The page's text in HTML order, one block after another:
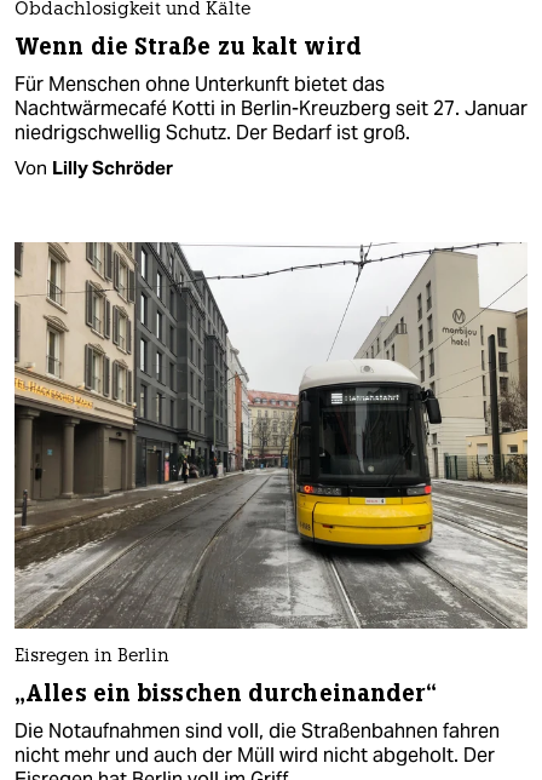
Obdachlosigkeit und Kälte
Wenn die Straße zu kalt wird
Für Menschen ohne Unterkunft bietet das
Nachtwärmecafé Kotti in Berlin-Kreuzberg seit 27. Januar
niedrigschwellig Schutz. Der Bedarf ist groß.
Von Lilly Schröder
Eisregen in Berlin
„Alles ein bisschen durcheinander“
Die Notaufnahmen sind voll, die Straßenbahnen fahren
nicht mehr und auch der Müll wird nicht abgeholt. Der